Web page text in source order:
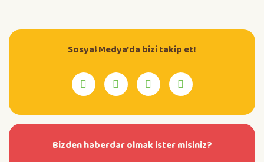
Sosyal Medya'da bizi takip et!
Bizden haberdar olmak ister misiniz?